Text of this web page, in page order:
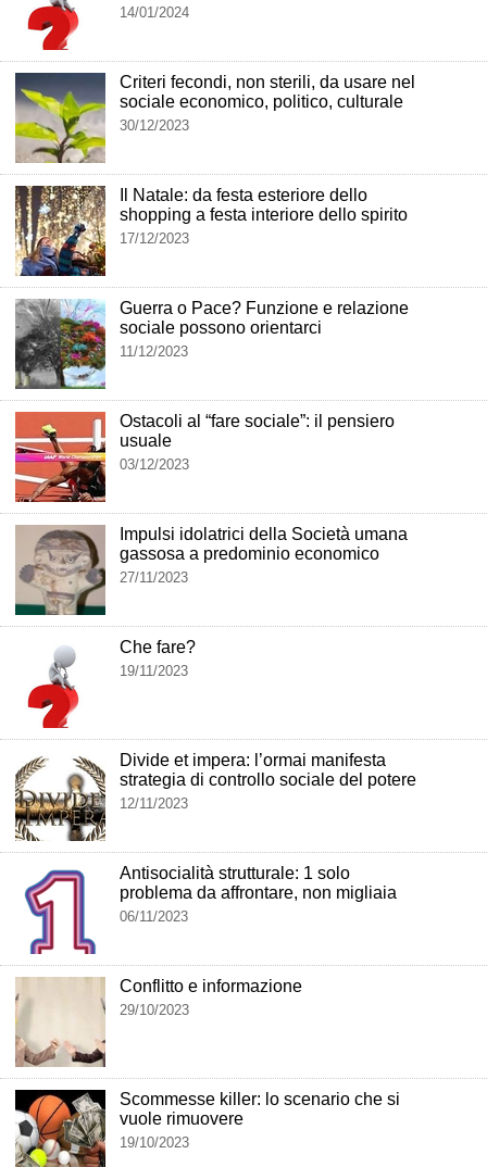
14/01/2024
Criteri fecondi, non sterili, da usare nel
sociale economico, politico, culturale
30/12/2023
Il Natale: da festa esteriore dello
shopping a festa interiore dello spirito
17/12/2023
Guerra o Pace? Funzione e relazione
sociale possono orientarci
11/12/2023
Ostacoli al “fare sociale”: il pensiero
usuale
03/12/2023
Impulsi idolatrici della Società umana
gassosa a predominio economico
27/11/2023
Che fare?
19/11/2023
Divide et impera: l’ormai manifesta
strategia di controllo sociale del potere
12/11/2023
Antisocialità strutturale: 1 solo
problema da affrontare, non migliaia
06/11/2023
Conflitto e informazione
29/10/2023
Scommesse killer: lo scenario che si
vuole rimuovere
19/10/2023